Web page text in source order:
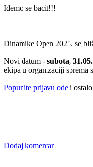
Idemo se bacit!!!
Dinamike Open 2025. se
Novi datum - subota,
ekipa u organizaciji sprema
Popunite prijavu ode i
Dodaj komentar